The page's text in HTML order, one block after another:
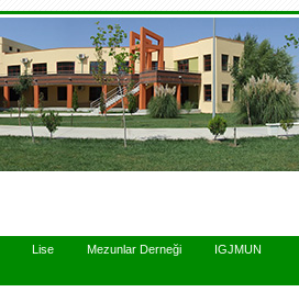
Lise Mezunlar Derneği IGJMUN